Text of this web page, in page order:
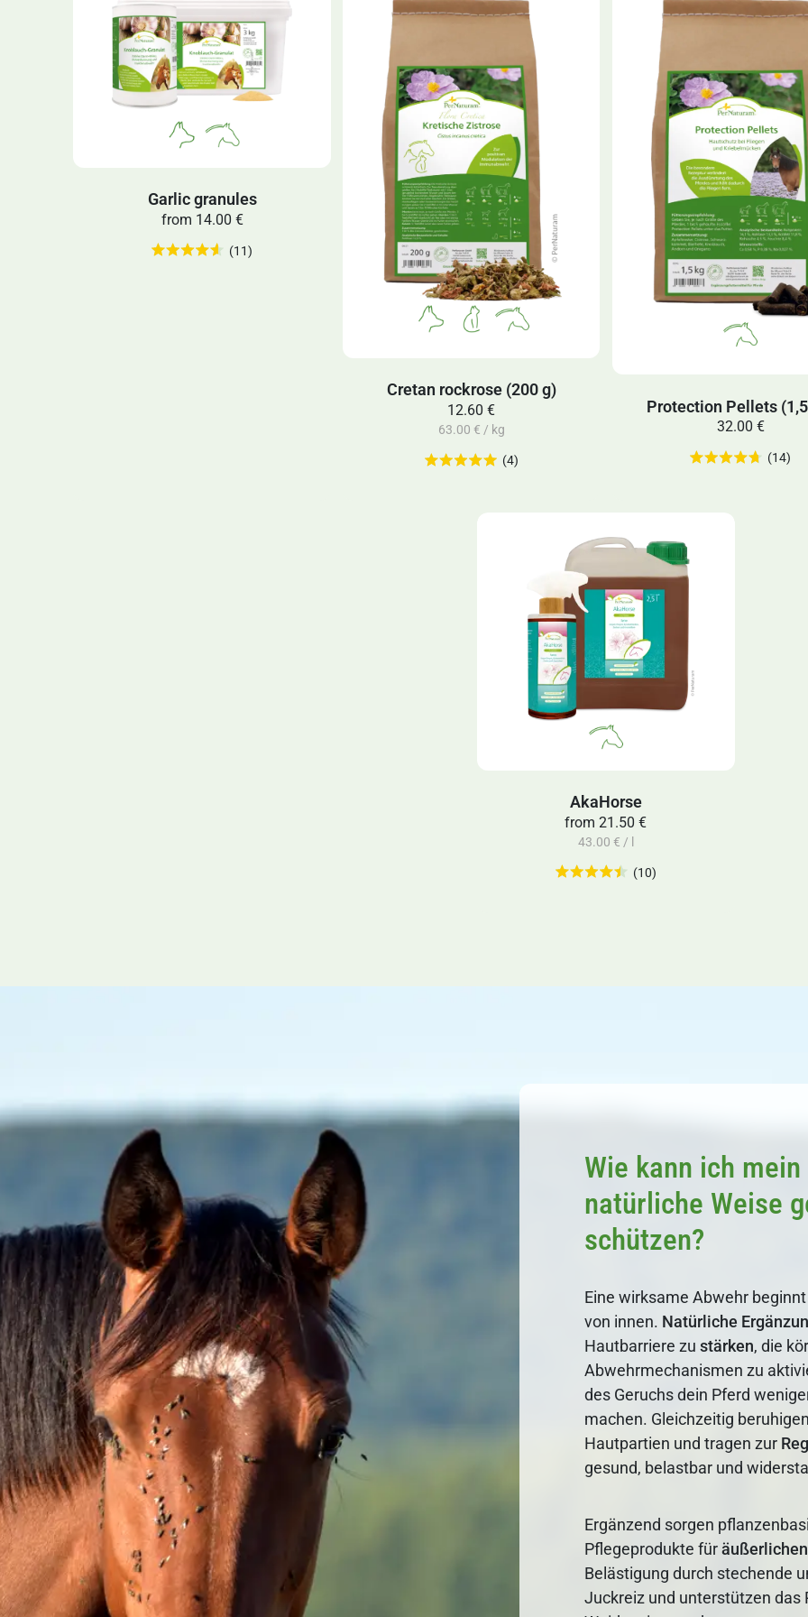
Garlic granules
from 14.00 €
(11)
Cretan rockrose (200 g)
12.60 €
63.00 € / kg
(4)
Protection Pellets
32.00 €
(14)
AkaHorse
from 21.50 €
43.00 € / l
(10)
Wie kann ich
natürliche Weise
schützen?
Eine wirksame Abwehr
von innen. Natürliche
Hautbarriere zu stärken, die
Abwehrmechanismen zu
des Geruchs dein Pferd
machen. Gleichzeitig beruhigen
Hautpartien und tragen zur
gesund, belastbar und
Ergänzend sorgen
Pflegeprodukte füräußerlichen
Belästigung durch stechende
Juckreiz und unterstützen das